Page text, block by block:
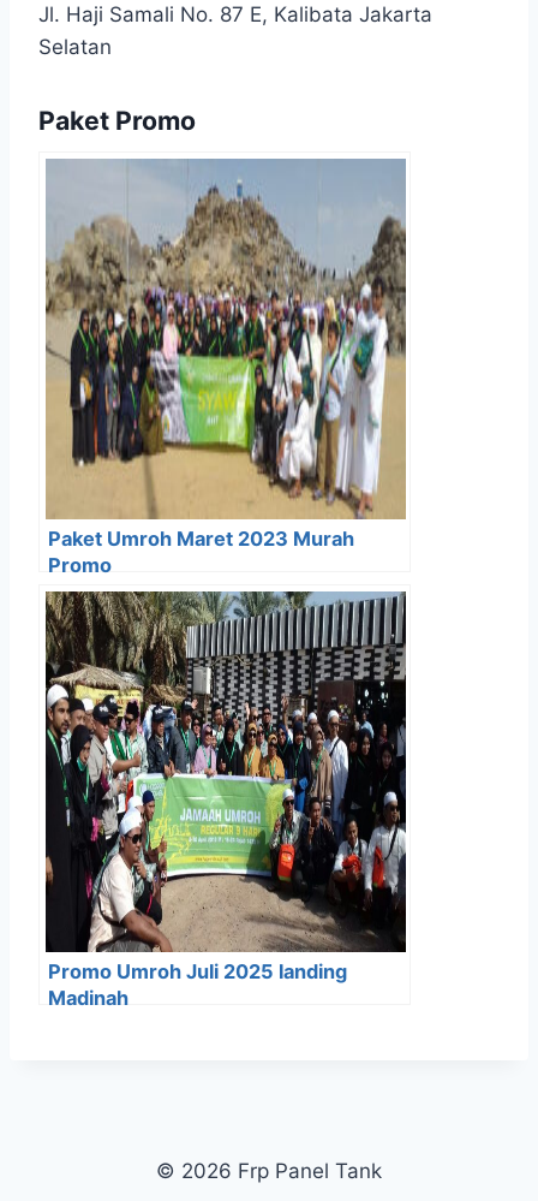
Jl. Haji Samali No. 87 E, Kalibata Jakarta
Selatan
Paket Promo
Paket Umroh Maret 2023 Murah
Promo
Promo Umroh Juli 2025 landing
Madinah
© 2026 Frp Panel Tank